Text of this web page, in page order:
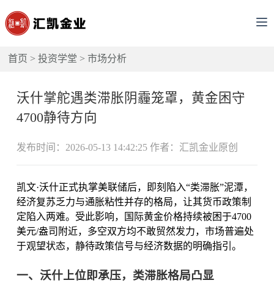
首页 >投资学堂 >市场分析
沃什掌舵遇类滞胀阴霾笼罩，黄金困守
4700静待方向
发布时间：2026-05-13 14:42:25 作者：汇凯金业原创
凯文·沃什正式执掌美联储后，即刻陷入“类滞胀”泥潭，
经济复苏乏力与通胀粘性并存的格局，让其货币政策制
定陷入两难。受此影响，国际黄金价格持续被困于4700
美元/盎司附近，多空双方均不敢贸然发力，市场普遍处
于观望状态，静待政策信号与经济数据的明确指引。
一、沃什上位即承压，类滞胀格局凸显